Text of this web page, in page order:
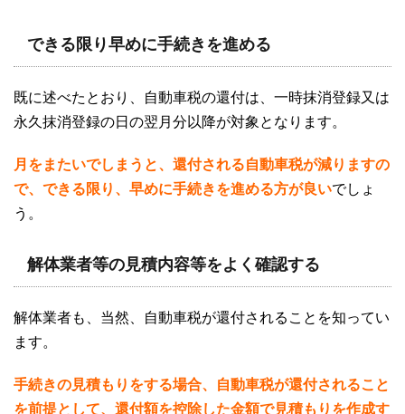
できる限り早めに手続きを進める
既に述べたとおり、自動車税の還付は、一時抹消登録又は
永久抹消登録の日の翌月分以降が対象となります。
月をまたいでしまうと、還付される自動車税が減りますの
で、できる限り、早めに手続きを進める方が良いでしょ
う。
解体業者等の見積内容等をよく確認する
解体業者も、当然、自動車税が還付されることを知ってい
ます。
手続きの見積もりをする場合、自動車税が還付されること
を前提として、還付額を控除した金額で見積もりを作成す